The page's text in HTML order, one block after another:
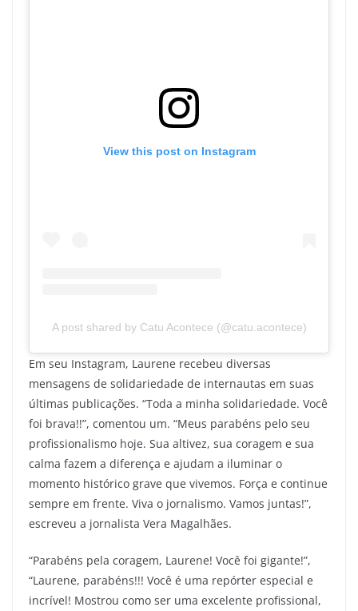
View this post on Instagram
A post shared by Catu Acontece (@catu.acontece)
Em seu Instagram, Laurene recebeu diversas
mensagens de solidariedade de internautas em suas
últimas publicações. “Toda a minha solidariedade. Você
foi brava!!”, comentou um. “Meus parabéns pelo seu
profissionalismo hoje. Sua altivez, sua coragem e sua
calma fazem a diferença e ajudam a iluminar o
momento histórico grave que vivemos. Força e continue
sempre em frente. Viva o jornalismo. Vamos juntas!”,
escreveu a jornalista Vera Magalhães.
“Parabéns pela coragem, Laurene! Você foi gigante!”,
“Laurene, parabéns!!! Você é uma repórter especial e
incrível! Mostrou como ser uma excelente profissional,